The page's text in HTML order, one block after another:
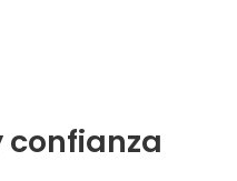
confianza